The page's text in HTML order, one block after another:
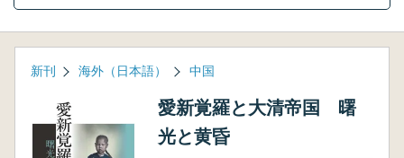
新刊 海外（日本語） 中国
愛新覚羅と大清帝国 曙
光と黄昏